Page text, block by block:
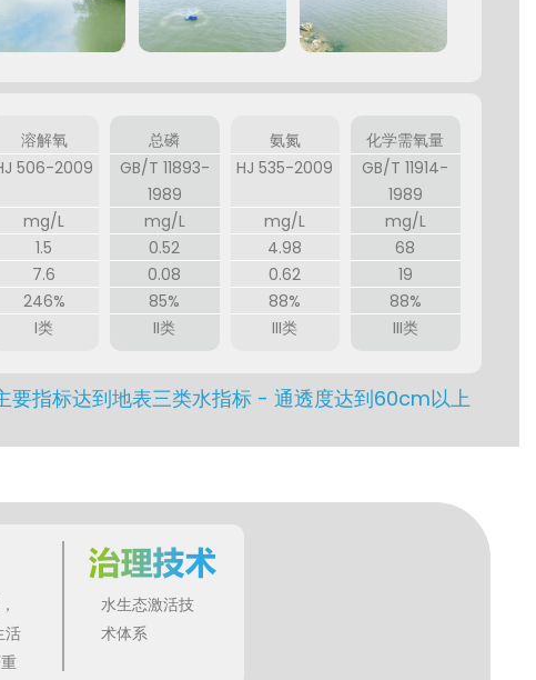
溶解氧
506-2009
mg/L
1.5
7.6
246%
I类
总磷
GB/T 11893-
1989
mg/L
0.52
0.08
85%
II类
氨氮
HJ 535-2009
mg/L
4.98
0.62
88%
III类
化学需氧量
GB/T 11914-
1989
mg/L
68
19
88%
III类
要指标达到地表三类水指标 - 通透度达到60cm以上
活
水生态激活技
术体系